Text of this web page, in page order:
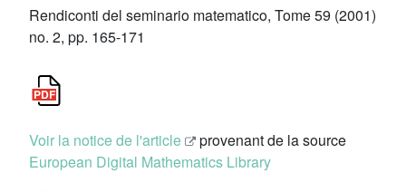
Rendiconti del seminario matematico, Tome 59 (2001)
no. 2, pp. 165-171
Voir la notice de l'article
provenant de la source
European Digital Mathematics Library